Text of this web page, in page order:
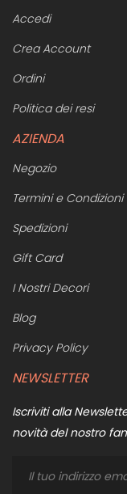
Accedi
Crea Account
Ordini
Politica dei resi
AZIENDA
Negozio
Termini e Condizioni
Spedizioni
Gift Card
I Nostri Decori
Blog
Privacy Policy
NEWSLETTER
Iscriviti alla
novità del nostro